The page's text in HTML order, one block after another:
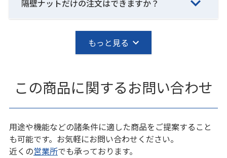
隔壁ナットだけの注文はできますか？
もっと見る
この商品に関するお問い合わせ
用途や機能などの諸条件に適した商品をご提案すること
も可能です。お気軽にお問い合わせください。
近くの営業所でも承っております。